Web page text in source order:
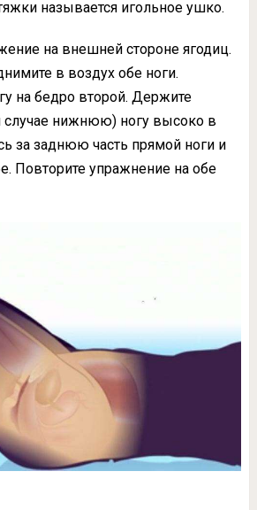
называется игольное ушко.
на внешней стороне ягодиц.
в воздух обе ноги.
на бедро второй. Держите
нижнюю) ногу высоко в
за заднюю часть прямой ноги и
Повторите упражнение на обе